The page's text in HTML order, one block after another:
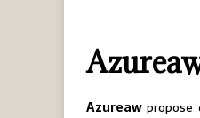
Azureaw propose